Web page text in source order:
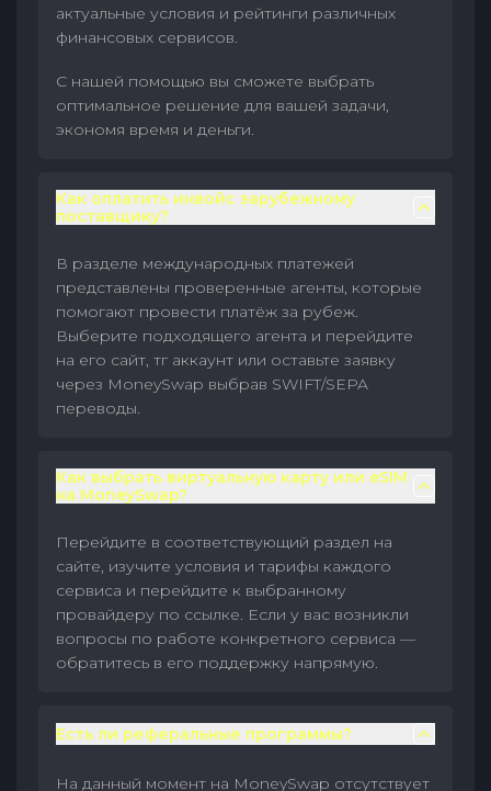
актуальные условия и рейтинги различных
финансовых сервисов.
С нашей помощью вы сможете выбрать
оптимальное решение для вашей задачи,
экономя время и деньги.
Как оплатить инвойс зарубежному
поставщику?
В разделе международных платежей
представлены проверенные агенты, которые
помогают провести платёж за рубеж.
Выберите подходящего агента и перейдите
на его сайт, тг аккаунт или оставьте заявку
через MoneySwap выбрав SWIFT/SEPA
переводы.
Как выбрать виртуальную карту или eSIM
на MoneySwap?
Перейдите в соответствующий раздел на
сайте, изучите условия и тарифы каждого
сервиса и перейдите к выбранному
провайдеру по ссылке. Если у вас возникли
вопросы по работе конкретного сервиса —
обратитесь в его поддержку напрямую.
Есть ли реферальные программы?
На данный момент на MoneySwap отсутствует